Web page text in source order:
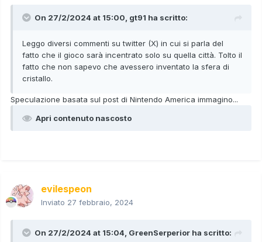
On 27/2/2024 at 15:00, gt91 ha scritto:
Leggo diversi commenti su twitter (X) in cui si parla del
fatto che il gioco sarà incentrato solo su quella città. Tolto il
fatto che non sapevo che avessero inventato la sfera di
cristallo.
Speculazione basata sul post di Nintendo America immagino...
Apri contenuto nascosto
evilespeon
Inviato 27 febbraio, 2024
On 27/2/2024 at 15:04, GreenSerperior ha scritto: